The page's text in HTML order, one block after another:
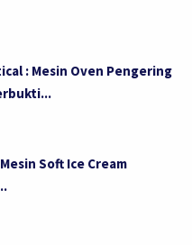
: Mesin Oven Pengering
Soft Ice Cream